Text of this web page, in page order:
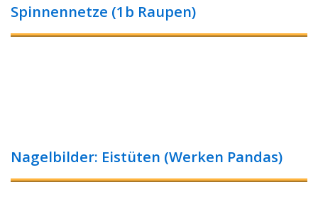
Spinnennetze (1b Raupen)
Nagelbilder: Eistüten (Werken Pandas)